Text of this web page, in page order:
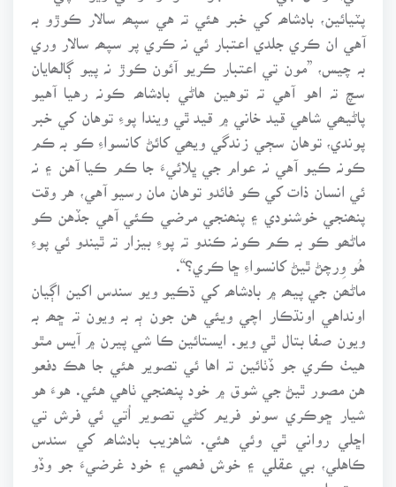
پٽيائين، بادشاھہ کي خبر هئي تہ هي سپھہ سالار ڪوڙو بہ
آهي ان ڪري جلدي اعتبار ئي نہ ڪري پر سپھہ سالار وري
بہ چيس، ”مون تي اعتبار ڪريو آئون ڪوڙ نہ پيو ڳالھايان
سچ تہ اهو آهي تہ توهين هاڻي بادشاھہ ڪونہ رهيا آهيو
پاڻيھي شاهي قيد خاني ۾ قيد ٿي ويندا پوءِ توهان کي خبر
پوندي، توهان سڄي زندگي ويھي کائڻ کانسواءِ ڪو بہ ڪم
ڪونہ ڪيو آهي نہ عوام جي ڀلائيءَ جا ڪم ڪيا آهن ۽ نہ
ئي انسان ذات کي ڪو فائدو توهان مان رسيو آهي، هر وقت
پنھنجي خوشنودي ۽ پنھنجي مرضي ڪئي آهي جڏهن ڪو
ماڻھو ڪو بہ ڪم ڪونہ ڪندو تہ پوءِ بيزار تہ ٿيندو ئي پوءِ
هُو وِرچڻ ٿيڻ کانسواءِ ڇا ڪري؟“.
ماڻھن جي پيھہ ۾ بادشاھہ کي ڌڪيو ويو سندس اکين اڳيان
اونداهي اونڌڪار اچي ويئي هن جون ٻہ بہ ويون تہ ڇھہ بہ
ويون صفا بتال ٿي ويو. ايستائين ڪا شي پيرن ۾ آيس مٿو
هيٺ ڪري جو ڏٺائين تہ اها ئي تصوير هئي جا هڪ دفعو
هن مصور ٿيڻ جي شوق ۾ خود پنھنجي ٺاهي هئي. هوءَ هو
شيار ڇوڪري سونو فريم کڻي تصوير اُتي ئي فرش تي
اڇلي رواني ٿي وئي هئي. شاهزيب بادشاھہ کي سندس
ڪاهلي، بي عقلي ۽ خوش فھمي ۽ خود غرضيءَ جو وڏو
سبق مليو.